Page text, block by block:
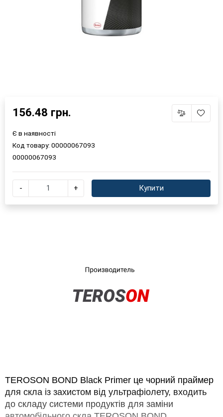
UA RU
TEROSON BOND Black Primer це чорний праймер
для скла із захистом від ультрафіолету, входить
до складу системи продуктів для заміни
156.48 грн.
Є в наявності
Код товару: 00000067093
00000067093
- + Купити